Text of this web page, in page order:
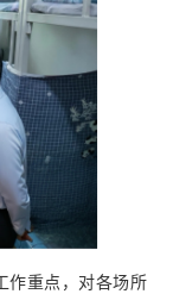
作重点，对各场所